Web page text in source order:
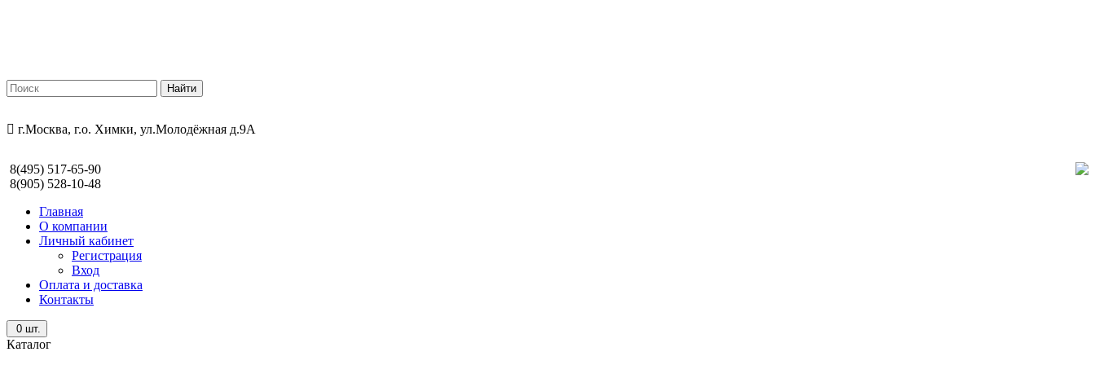
г.Москва, г.о. Химки, ул.Молодёжная д.9А
8(495) 517-65-90
8(905) 528-10-48
Главная
О компании
Личный кабинет
Регистрация
Вход
Оплата и доставка
Контакты
0 шт.
Каталог